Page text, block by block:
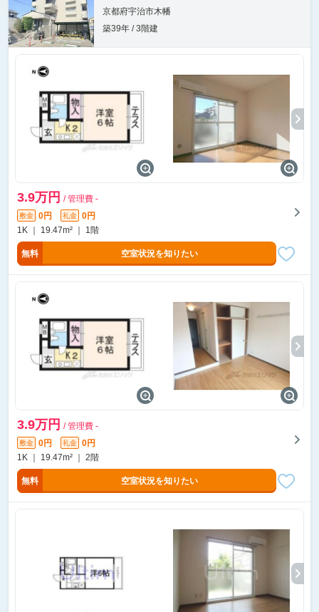
京都府宇治市木幡
築39年 / 3階建
3.9万円 / 管理費 -
敷金 0円 礼金
0円
1K ｜ 19.47m² ｜ 1階
無料 空室状況を知りたい
3.9万円 / 管理費 -
敷金 0円 礼金
0円
1K ｜ 19.47m² ｜ 2階
無料 空室状況を知りたい